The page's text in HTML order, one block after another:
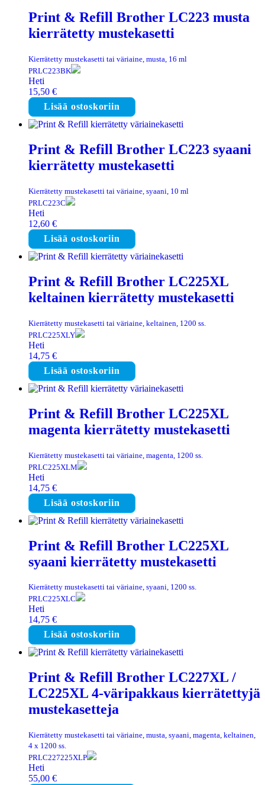
Print & Refill Brother LC223 musta
kierrätetty mustekasetti
Kierrätetty mustekasetti tai väriaine, musta, 16 ml
PRLC223BK
Heti
15,50 €
Lisää ostoskoriin
Print & Refill Brother LC223 syaani
kierrätetty mustekasetti
Kierrätetty mustekasetti tai väriaine, syaani, 10 ml
PRLC223C
Heti
12,60 €
Lisää ostoskoriin
Print & Refill Brother LC225XL
keltainen kierrätetty mustekasetti
Kierrätetty mustekasetti tai väriaine, keltainen, 1200 ss.
PRLC225XLY
Heti
14,75 €
Lisää ostoskoriin
Print & Refill Brother LC225XL
magenta kierrätetty mustekasetti
Kierrätetty mustekasetti tai väriaine, magenta, 1200 ss.
PRLC225XLM
Heti
14,75 €
Lisää ostoskoriin
Print & Refill Brother LC225XL
syaani kierrätetty mustekasetti
Kierrätetty mustekasetti tai väriaine, syaani, 1200 ss.
PRLC225XLC
Heti
14,75 €
Lisää ostoskoriin
Print & Refill Brother LC227XL /
LC225XL 4-väripakkaus kierrätettyjä
mustekasetteja
Kierrätetty mustekasetti tai väriaine, musta, syaani, magenta, keltainen,
4 x 1200 ss.
PRLC227225XLP
Heti
55,00 €